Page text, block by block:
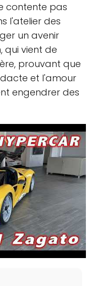
contente pas
l'atelier des
un avenir
qui vient de
prouvant que
et l'amour
engendrer des